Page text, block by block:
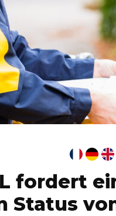
fordert